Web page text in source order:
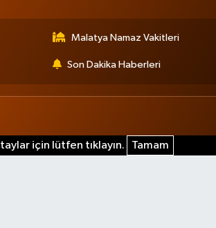
Malatya Namaz Vakitleri
Son Dakika Haberleri
için lütfen tıklayın. Tamam